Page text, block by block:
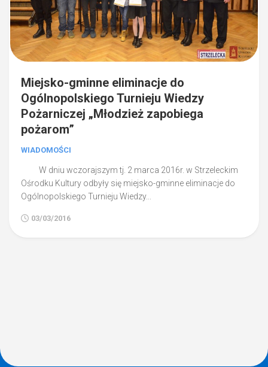
Miejsko-gminne eliminacje do
Ogólnopolskiego Turnieju Wiedzy
Pożarniczej „Młodzież zapobiega
pożarom”
WIADOMOŚCI
W dniu wczorajszym tj. 2 marca 2016r. w Strzeleckim
Ośrodku Kultury odbyły się miejsko-gminne eliminacje do
Ogólnopolskiego Turnieju Wiedzy...
03/03/2016